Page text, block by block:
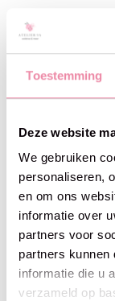
Toestemming
Deze website
We gebruiken
personaliseren,
en om ons
informatie over
partners voor
partners kunnen
informatie die u
verzameld op
Carousel items